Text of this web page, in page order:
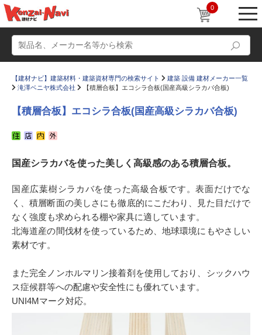
0
かたなび コラム
すまいリング 設計士インタビュー
Q＆A 販売・施工代理店募集
お気に入り
【建材ナビ】建築材料・建築資材専門の検索サイト
建築 設備 建材メーカー一覧
滝澤ベニヤ株式会社
【積層合板】エコシラ合板(国産高級シラカバ合板)
【積層合板】エコシラ合板(国産高級シラカバ合板)
国産シラカバを使った美しく高級感のある積層合板。
国産広葉樹シラカバを使った高級合板です。表面だけでな
く、積層断面の美しさにも徹底的にこだわり、見た目だけで
なく強度も求められる棚や家具に適しています。
北海道産の間伐材を使っているため、地球環境にもやさしい
素材です。
また完全ノンホルマリン接着剤を使用しており、シックハウ
ス症候群等への配慮や安全性にも優れています。
UNI4Mマーク対応。